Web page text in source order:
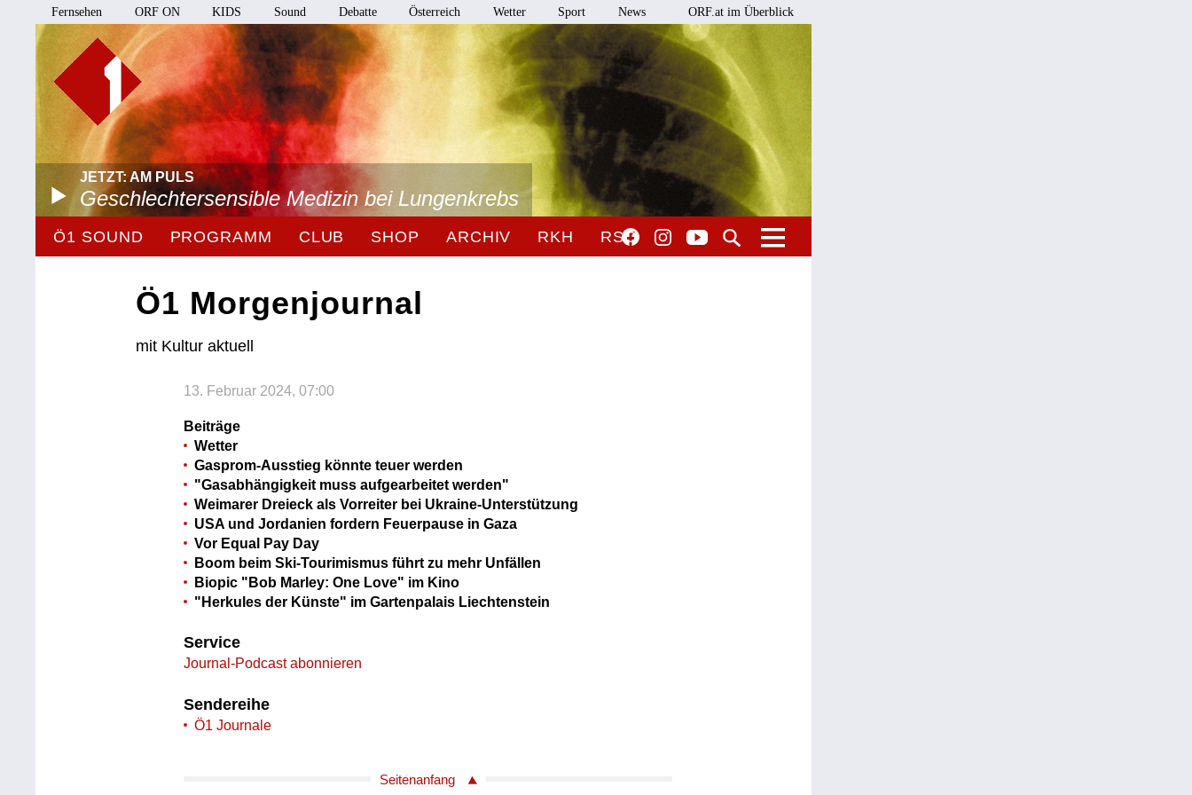
Fernsehen ORF ON KIDS Sound Debatte Österreich Wetter Sport News ORF.at im Überblick
JETZT: AM PULS
Geschlechtersensible Medizin bei Lungenkrebs
Ö1 SOUND PROGRAMM CLUB SHOP ARCHIV RKH RSO
Ö1 Morgenjournal
mit Kultur aktuell
13. Februar 2024, 07:00
Beiträge
Wetter
Gasprom-Ausstieg könnte teuer werden
"Gasabhängigkeit muss aufgearbeitet werden"
Weimarer Dreieck als Vorreiter bei Ukraine-Unterstützung
USA und Jordanien fordern Feuerpause in Gaza
Vor Equal Pay Day
Boom beim Ski-Tourimismus führt zu mehr Unfällen
Biopic "Bob Marley: One Love" im Kino
"Herkules der Künste" im Gartenpalais Liechtenstein
Service
Journal-Podcast abonnieren
Sendereihe
Ö1 Journale
Seitenanfang